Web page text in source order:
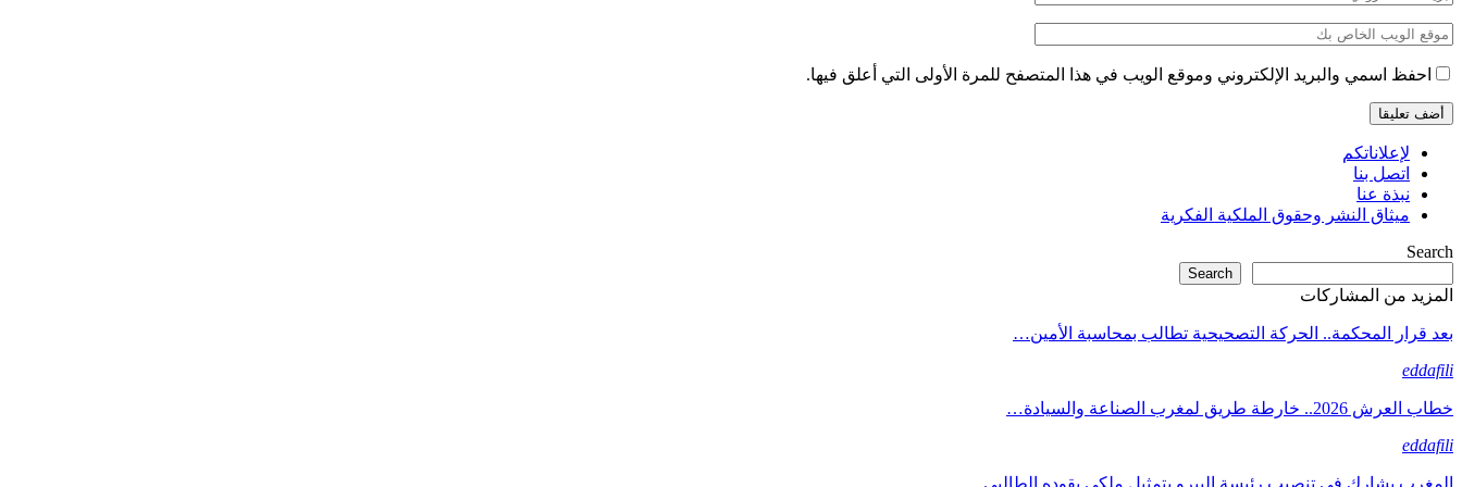
احفظ اسمي والبريد الإلكتروني وموقع الويب في هذا المتصفح للمرة الأولى التي أعلق فيها.
لإعلاناتكم
اتصل بنا
نبذة عنا
ميثاق النشر وحقوق الملكية الفكرية
Search
Search
المزيد من المشاركات
بعد قرار المحكمة.. الحركة التصحيحية تطالب بمحاسبة الأمين…
eddafili
خطاب العرش 2026.. خارطة طريق لمغرب الصناعة والسيادة…
eddafili